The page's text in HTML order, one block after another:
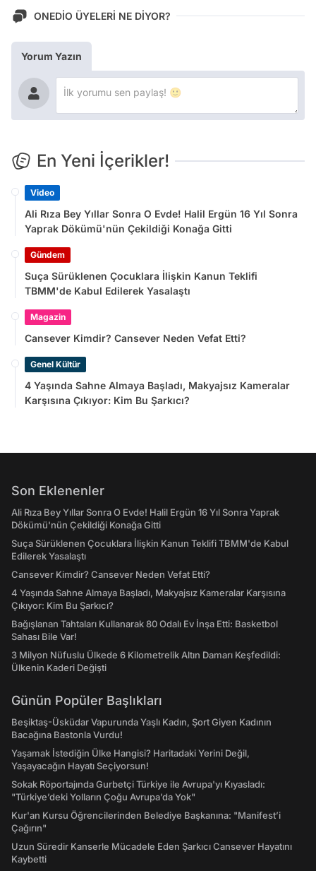
ONEDİO ÜYELERİ NE DİYOR?
Yorum Yazın
En Yeni İçerikler!
Video
Ali Rıza Bey Yıllar Sonra O Evde! Halil Ergün 16 Yıl Sonra
Yaprak Dökümü'nün Çekildiği Konağa Gitti
Gündem
Suça Sürüklenen Çocuklara İlişkin Kanun Teklifi
TBMM'de Kabul Edilerek Yasalaştı
Magazin
Cansever Kimdir? Cansever Neden Vefat Etti?
Genel Kültür
4 Yaşında Sahne Almaya Başladı, Makyajsız Kameralar
Karşısına Çıkıyor: Kim Bu Şarkıcı?
Son Eklenenler
Ali Rıza Bey Yıllar Sonra O Evde! Halil Ergün 16 Yıl Sonra Yaprak
Dökümü'nün Çekildiği Konağa Gitti
Suça Sürüklenen Çocuklara İlişkin Kanun Teklifi TBMM'de Kabul
Edilerek Yasalaştı
Cansever Kimdir? Cansever Neden Vefat Etti?
4 Yaşında Sahne Almaya Başladı, Makyajsız Kameralar Karşısına
Çıkıyor: Kim Bu Şarkıcı?
Bağışlanan Tahtaları Kullanarak 80 Odalı Ev İnşa Etti: Basketbol
Sahası Bile Var!
3 Milyon Nüfuslu Ülkede 6 Kilometrelik Altın Damarı Keşfedildi:
Ülkenin Kaderi Değişti
Günün Popüler Başlıkları
Beşiktaş-Üsküdar Vapurunda Yaşlı Kadın, Şort Giyen Kadının
Bacağına Bastonla Vurdu!
Yaşamak İstediğin Ülke Hangisi? Haritadaki Yerini Değil,
Yaşayacağın Hayatı Seçiyorsun!
Sokak Röportajında Gurbetçi Türkiye ile Avrupa'yı Kıyasladı:
"Türkiye’deki Yolların Çoğu Avrupa’da Yok"
Kur'an Kursu Öğrencilerinden Belediye Başkanına: "Manifest’i
Çağırın"
Uzun Süredir Kanserle Mücadele Eden Şarkıcı Cansever Hayatını
Kaybetti